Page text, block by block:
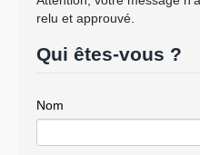
relu et approuvé.
Qui êtes-vous ?
Nom